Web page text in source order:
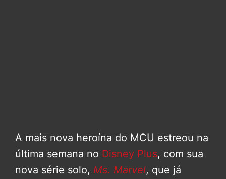
A mais nova heroína do MCU estreou na
última semana no Disney Plus, com sua
nova série solo, Ms. Marvel, que já